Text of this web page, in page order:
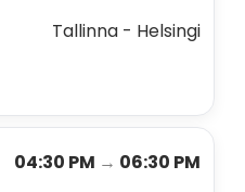
Tallinna - Helsingi
04:30 PM → 06:30 PM